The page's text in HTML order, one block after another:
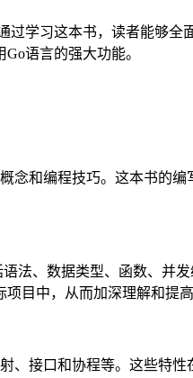
过学习这本书，读者能够全
语言的强大功能。
念和编程技巧。这本书的编
法、数据类型、函数、并
目中，从而加深理解和提高
、接口和协程等。这些特